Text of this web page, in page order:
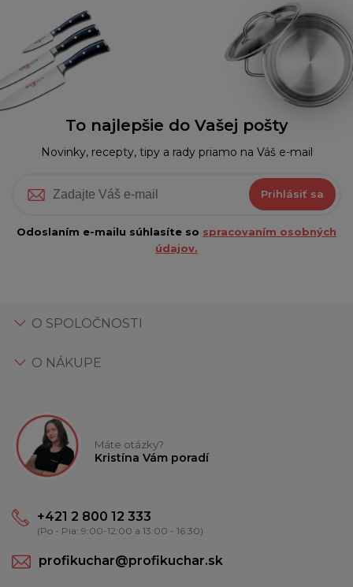
To najlepšie do Vašej pošty
Novinky, recepty, tipy a rady priamo na Váš e-mail
Prihlásiť sa
Odoslaním e-mailu súhlasíte so spracovaním osobných
údajov.
O SPOLOČNOSTI
O NÁKUPE
Máte otázky?
Kristína Vám poradí
+421 2 800 12 333
(Po - Pia: 9:00-12:00 a 13:00 - 16:30)
profikuchar@profikuchar.sk